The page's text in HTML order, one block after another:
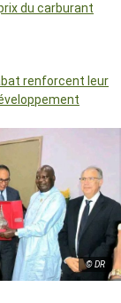
du carburant
renforcent leur
© DR